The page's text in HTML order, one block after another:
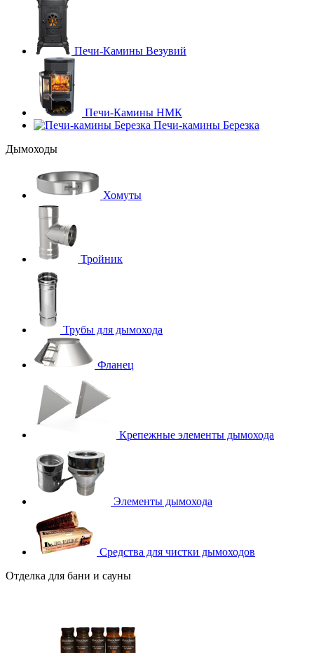
Печи-Камины Везувий
Печи-Камины НМК
Печи-камины Березка
Дымоходы
Хомуты
Тройник
Трубы для дымохода
Фланец
Крепежные элементы дымохода
Элементы дымохода
Средства для чистки дымоходов
Отделка для бани и сауны